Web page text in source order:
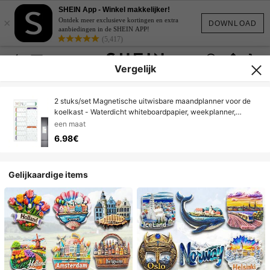
DOWNLOAD
×
SHEIN App - Winkel makkelijker!
Ontdek meer exclusieve kortingen en extra
aanbiedingen in de SHEIN APP!
(5,417)
Vergelijk
2 stuks/set Magnetische uitwisbare maandplanner voor de
koelkast - Waterdicht whiteboardpapier, weekplanner,
handige kalender, gemakkelijk te gebruiken, veelzijdig.
Gebruik de magnetische weekplanner om alles georganiseerd
te houden, ideaal voor maaltijdplanning.
een maat
6.98€
Gelijkaardige items